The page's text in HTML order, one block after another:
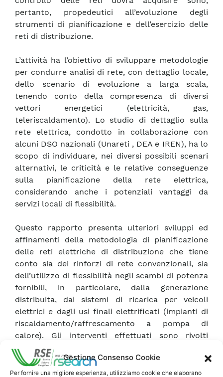
Gestione Consenso Cookie
Per fornire una migliore esperienza, utilizziamo cookie che elaborano
pertanto, propedeutici all’evoluzione degli
strumenti di pianificazione e dell’esercizio delle
reti di distribuzione.
L’attività ha l’obiettivo di sviluppare metodologie
per condurre analisi di rete, con dettaglio locale,
dello scenario di evoluzione a larga scala,
tenendo conto della compresenza di diversi
vettori energetici (elettricità, gas,
teleriscaldamento). Lo studio di dettaglio sulla
rete elettrica, condotto in collaborazione con
alcuni DSO nazionali (Unareti , DEA e IREN), ha lo
scopo di individuare, nei diversi possibili scenari
alternativi, le criticità e le relative conseguenze
sulla pianificazione della rete elettrica,
considerando anche i potenziali vantaggi da
servizi locali di flessibilità.
Questo rapporto presenta ulteriori sviluppi ed
affinamenti della metodologia di pianificazione
delle reti elettriche di distribuzione che tiene
conto sia dei rinforzi di rete convenzionali, sia
dell’utilizzo di flessibilità negli scambi di potenza
fornibili, in particolare, dalla generazione
distribuita, dai sistemi di ricarica per veicoli
elettrici e dagli usi finali elettrificati (impianti di
riscaldamento/raffrescamento a pompa di
calore). Gli interventi effettuati sono rivolti
all’incremento delle potenzialità di analisi della
metodologia stessa e al miglioramento
dell’efficienza computazionale del problema di